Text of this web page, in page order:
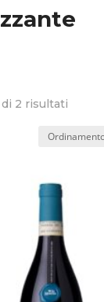
2 risultati